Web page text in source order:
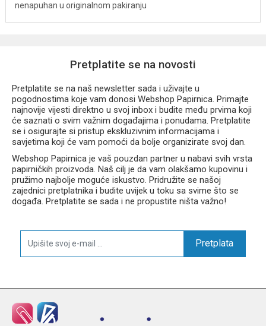
nenapuhan u originalnom pakiranju
Pretplatite se na novosti
Pretplatite se na naš newsletter sada i uživajte u
pogodnostima koje vam donosi Webshop Papirnica. Primajte
najnovije vijesti direktno u svoj inbox i budite među prvima koji
će saznati o svim važnim događajima i ponudama. Pretplatite
se i osigurajte si pristup ekskluzivnim informacijama i
savjetima koji će vam pomoći da bolje organizirate svoj dan.
Webshop Papirnica je vaš pouzdan partner u nabavi svih vrsta
papirničkih proizvoda. Naš cilj je da vam olakšamo kupovinu i
pružimo najbolje moguće iskustvo. Pridružite se našoj
zajednici pretplatnika i budite uvijek u toku sa svime što se
događa. Pretplatite se sada i ne propustite ništa važno!
Pretplata